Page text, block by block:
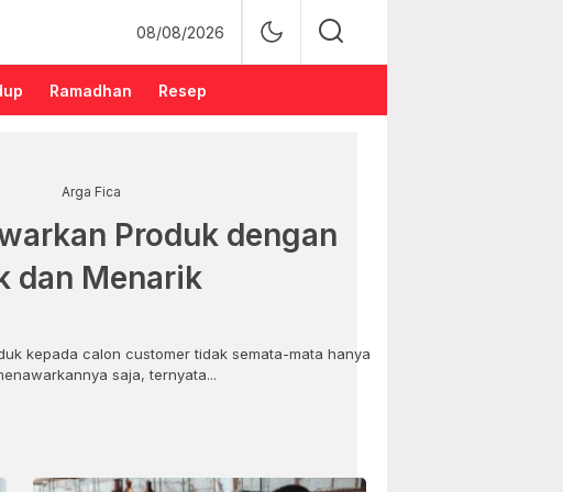
08/08/2026
Ramadhan Resep
Arga Fica
Produk dengan
dan Menarik
kepada calon customer tidak semata-mata hanya
saja, ternyata...